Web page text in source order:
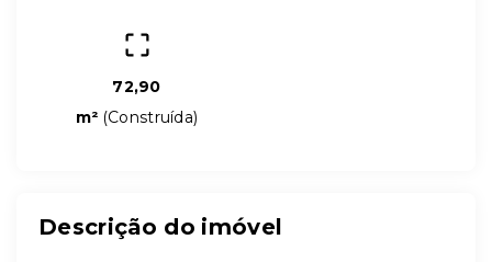
72,90
m² (Construída)
Descrição do imóvel